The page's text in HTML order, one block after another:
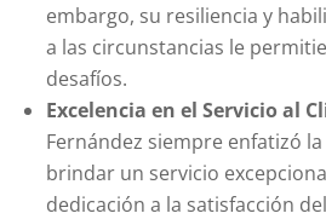
embargo, su resiliencia y
a las circunstancias le
desafíos.
Excelencia en el Servicio al
Fernández siempre enfatizó
brindar un servicio
dedicación a la satisfacción